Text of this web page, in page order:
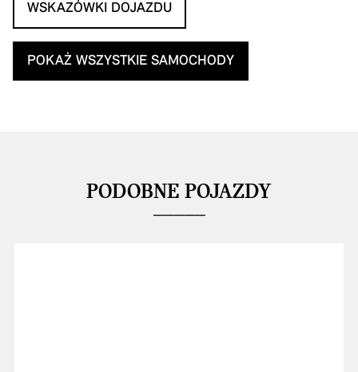
WSKAZÓWKI DOJAZDU
POKAŻ WSZYSTKIE SAMOCHODY
PODOBNE POJAZDY